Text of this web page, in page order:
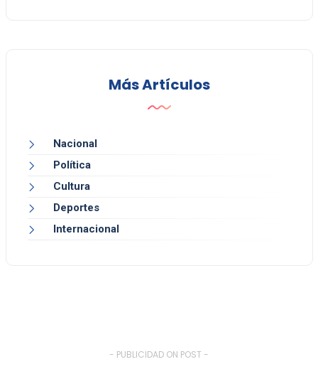
Más Artículos
Nacional
Política
Cultura
Deportes
Internacional
- PUBLICIDAD ON POST -